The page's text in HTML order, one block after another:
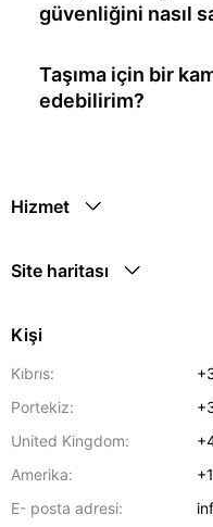
güvenliğini nasıl
Taşıma için bir
edebilirim?
Hizmet
Site haritası
Kişi
Kıbrıs:
Portekiz:
United Kingdom:
Amerika:
E- posta adresi: